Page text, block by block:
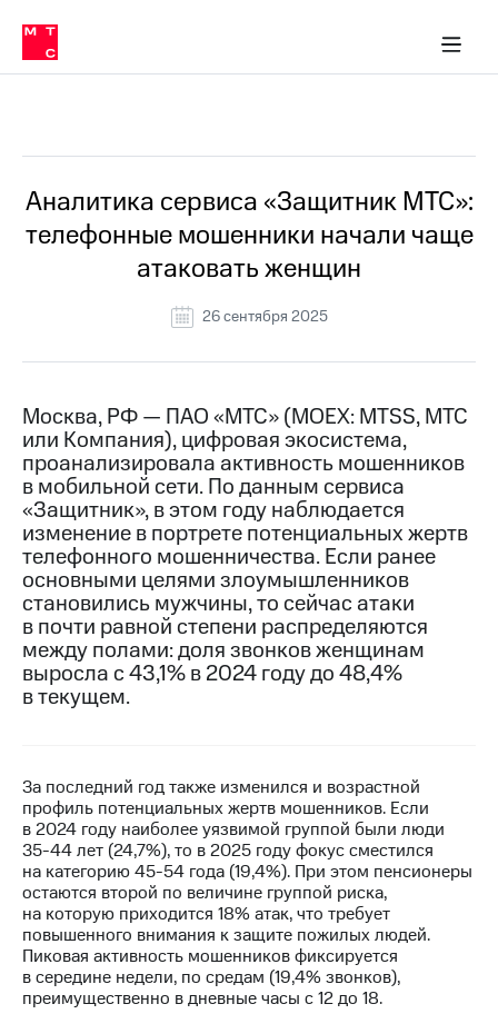
Медиа-центр
и акционерам
Устойчивое развитие
Комплаенс и деловая этика
компании
Карьера
История
компании
Руководство
информация
Контакты
Медиа-центр
Пресс-
релизы
МТС
о технологиях
Достижения
Интервью
Финансовая
отчетность
Новости
в
регионе
и акционерам
Корпоративное
управление
Корпоративный
секретарь
Раскрытие
в МТС
Пресс-
релизы
о технологиях
Аналитика сервиса «Защитник МТС»:
телефонные мошенники начали чаще
атаковать женщин
26 сентября 2025
Москва, РФ — ПАО «МТС» (MOEX: MTSS, МТС
или Компания), цифровая экосистема,
проанализировала активность мошенников
в мобильной сети. По данным сервиса
«Защитник», в этом году наблюдается
изменение в портрете потенциальных жертв
телефонного мошенничества. Если ранее
основными целями злоумышленников
становились мужчины, то сейчас атаки
в почти равной степени распределяются
между полами: доля звонков женщинам
выросла с 43,1% в 2024 году до 48,4%
в текущем.
За последний год также изменился и возрастной
профиль потенциальных жертв мошенников. Если
в 2024 году наиболее уязвимой группой были люди
35-44 лет (24,7%), то в 2025 году фокус сместился
на категорию 45-54 года (19,4%). При этом пенсионеры
остаются второй по величине группой риска,
на которую приходится 18% атак, что требует
повышенного внимания к защите пожилых людей.
Пиковая активность мошенников фиксируется
в середине недели, по средам (19,4% звонков),
преимущественно в дневные часы с 12 до 18.